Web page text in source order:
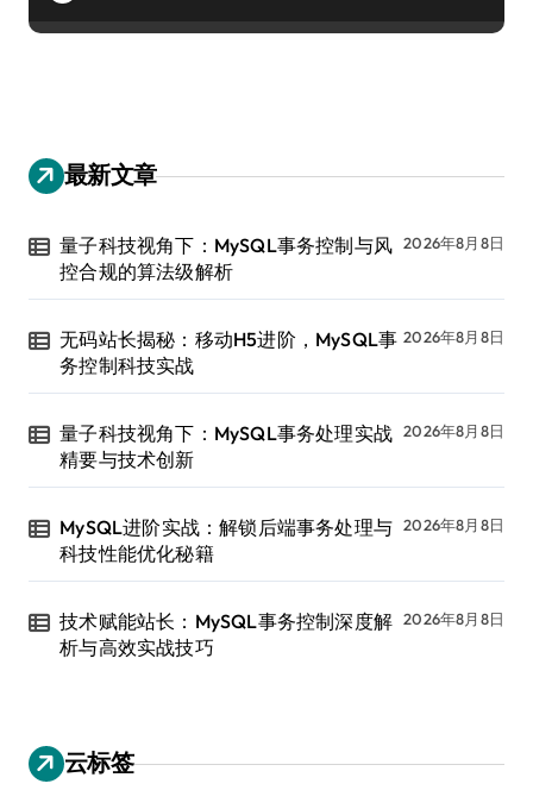
最新文章
量子科技视角下：MySQL事务控制与风
控合规的算法级解析
2026年8月8日
无码站长揭秘：移动H5进阶，MySQL事
务控制科技实战
2026年8月8日
量子科技视角下：MySQL事务处理实战
精要与技术创新
2026年8月8日
MySQL进阶实战：解锁后端事务处理与
科技性能优化秘籍
2026年8月8日
技术赋能站长：MySQL事务控制深度解
析与高效实战技巧
2026年8月8日
云标签